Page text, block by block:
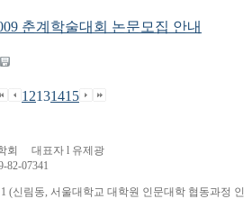
춘계학술대회 논문모집 안내
12131415
회 대표자 l 유제광
82-07341
(신림동, 서울대학교 대학원 인문대학 협동과정 인